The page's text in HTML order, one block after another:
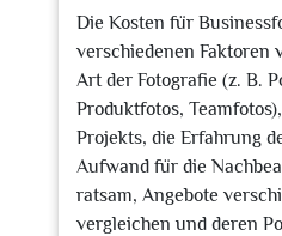
Die Kosten für
verschiedenen Faktoren
Art der Fotografie (z. B.
Produktfotos,
Projekts, die Erfahrung
Aufwand für die
ratsam, Angebote
vergleichen und deren